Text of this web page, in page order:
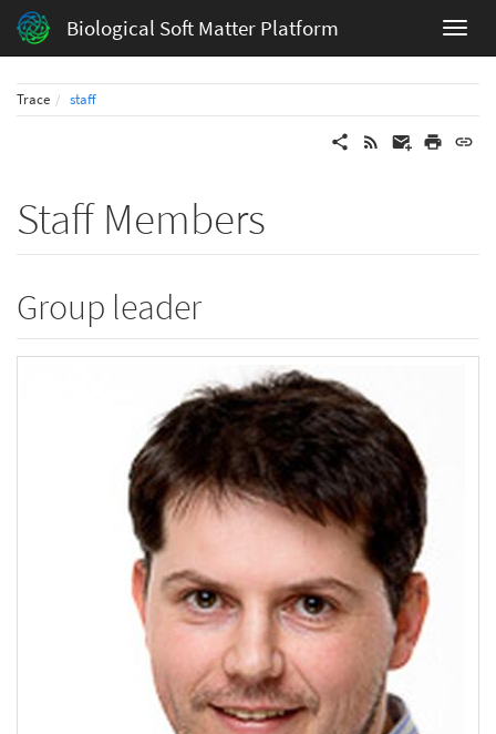
Biological Soft Matter Platform
Trace staff
Staff Members
Group leader